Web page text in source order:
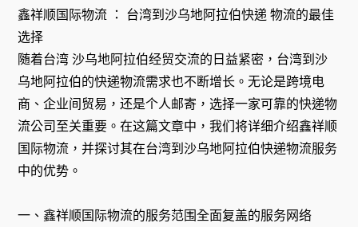
鑫祥顺国际物流 ： 台湾到沙乌地阿拉伯快递 物流的最佳
选择
随着台湾 沙乌地阿拉伯经贸交流的日益紧密，台湾到沙
乌地阿拉伯的快递物流需求也不断增长。无论是跨境电
商、企业间贸易，还是个人邮寄，选择一家可靠的快递物
流公司至关重要。在这篇文章中，我们将详细介绍鑫祥顺
国际物流，并探讨其在台湾到沙乌地阿拉伯快递物流服务
中的优势。
一、鑫祥顺国际物流的服务范围全面复盖的服务网络